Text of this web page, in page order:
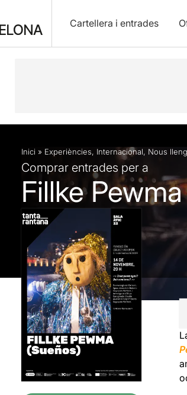
Cartellera i entrades
Descripció Fitxa artística Fotos i vídeos
Inici » Experiències, Internacional, Nous
Comprar entrades per a
Fillke